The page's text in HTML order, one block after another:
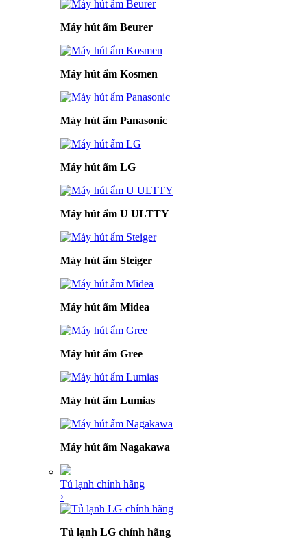
Máy hút ẩm Beurer
Máy hút ẩm Kosmen
Máy hút ẩm Panasonic
Máy hút ẩm LG
Máy hút ẩm U ULTTY
Máy hút ẩm Steiger
Máy hút ẩm Midea
Máy hút ẩm Gree
Máy hút ẩm Lumias
Máy hút ẩm Nagakawa
Tủ lạnh chính hãng
›
Tủ lạnh LG chính hãng